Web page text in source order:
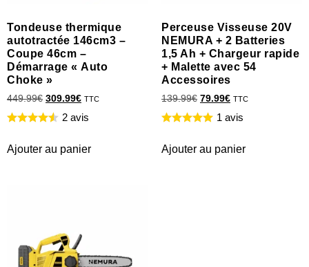
Tondeuse thermique
autotractée 146cm3 –
Coupe 46cm –
Démarrage « Auto
Choke »
449.99€ 309.99€ TTC
2 avis
Ajouter au panier
Perceuse Visseuse 20V
NEMURA + 2 Batteries
1,5 Ah + Chargeur rapide
+ Malette avec 54
Accessoires
139.99€ 79.99€ TTC
1 avis
Ajouter au panier